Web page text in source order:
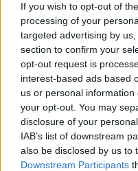
If you wish to opt-out of
processing of your
targeted advertising by
section to confirm your
opt-out request is
interest-based ads based
us or personal
your opt-out. You may
disclosure of your
IAB’s list of downstream
also be disclosed by us to
Downstream Participants
Ο πρόεδρος των
ανακοινώσει τη
μεταρρύθμιση του
ανέφερε το
πηγές ενήμερες
προσθέτοντας ότι
υποστηρίξει να
θητείες των
κώδικας